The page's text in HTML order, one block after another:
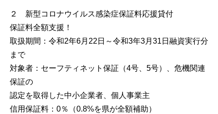
２ 新型コロナウイルス感染症保証料応援貸付
保証料全額支援！
取扱期間：令和2年6月22日～令和3年3月31日融資実行分
まで
対象者：セーフティネット保証（4号、5号）、危機関連
保証の
認定を取得した中小企業者、個人事業主
信用保証料：0％（0.8%を県が全額補助）